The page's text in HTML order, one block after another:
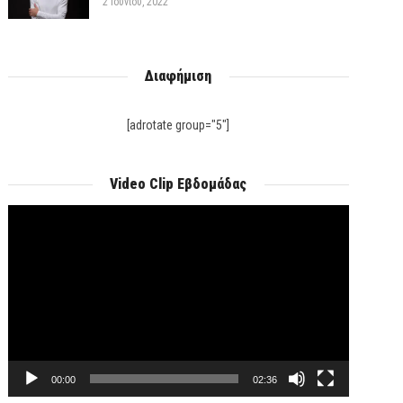
Διαφήμιση
[adrotate group="5"]
Video Clip Εβδομάδας
00:00 02:36